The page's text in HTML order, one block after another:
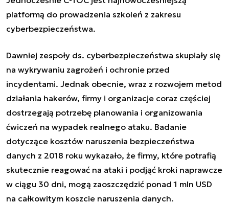
platformą do prowadzenia szkoleń z zakresu
cyberbezpieczeństwa.
Dawniej zespoły ds. cyberbezpieczeństwa skupiały się
na wykrywaniu zagrożeń i ochronie przed
incydentami. Jednak obecnie, wraz z rozwojem metod
działania hakerów, firmy i organizacje coraz częściej
dostrzegają potrzebę planowania i organizowania
ćwiczeń na wypadek realnego ataku. Badanie
dotyczące kosztów naruszenia bezpieczeństwa
danych z 2018 roku wykazało, że firmy, które potrafią
skutecznie reagować na ataki i podjąć kroki naprawcze
w ciągu 30 dni, mogą zaoszczędzić ponad 1 mln USD
na całkowitym koszcie naruszenia danych.